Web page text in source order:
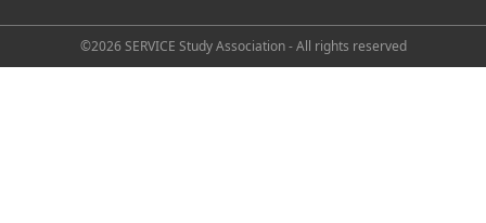
©2026 SERVICE Study Association - All rights reserved